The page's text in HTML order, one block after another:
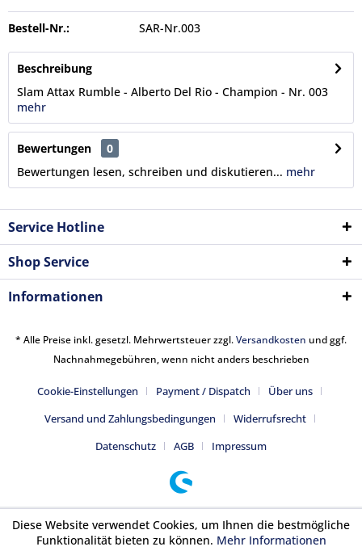
Bestell-Nr.: SAR-Nr.003
Beschreibung
Slam Attax Rumble - Alberto Del Rio - Champion - Nr. 003
mehr
Bewertungen
0
Bewertungen lesen, schreiben und diskutieren... mehr
Service Hotline
Shop Service
Informationen
* Alle Preise inkl. gesetzl. Mehrwertsteuer zzgl.Versandkosten und ggf.
Nachnahmegebühren, wenn nicht anders beschrieben
Cookie-Einstellungen Payment / Dispatch
Über uns
Versand und Zahlungsbedingungen
Widerrufsrecht
Datenschutz
AGB Impressum
Diese Website verwendet Cookies, um Ihnen die bestmögliche
Funktionalität bieten zu können. Mehr Informationen